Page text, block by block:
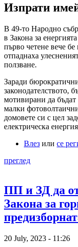
Изпрати
В 49-то Народно
в Закона за
първо четене вече
отпаднаха
ползване.
Заради
законодателството,
мотивирани да
малки
домовете си с цел
електрическа
Влез или се
преглед
ПП и ЗД да
Закона за
20 July, 2023 - 11:26